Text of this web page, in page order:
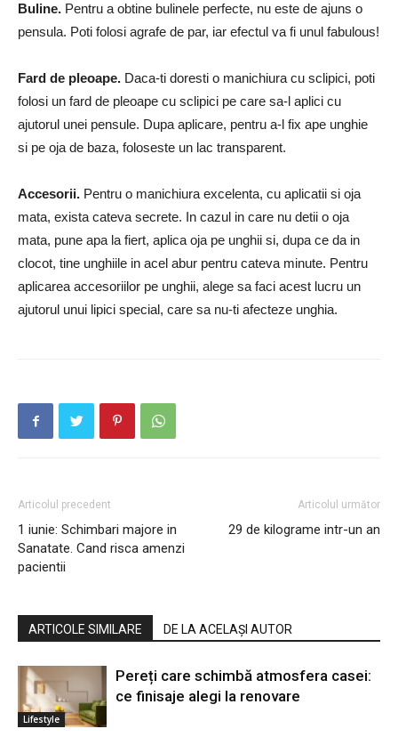
Buline. Pentru a obtine bulinele perfecte, nu este de ajuns o
pensula. Poti folosi agrafe de par, iar efectul va fi unul fabulous!
Fard de pleoape. Daca-ti doresti o manichiura cu sclipici, poti
folosi un fard de pleoape cu sclipici pe care sa-l aplici cu
ajutorul unei pensule. Dupa aplicare, pentru a-l fix ape unghie
si pe oja de baza, foloseste un lac transparent.
Accesorii. Pentru o manichiura excelenta, cu aplicatii si oja
mata, exista cateva secrete. In cazul in care nu detii o oja
mata, pune apa la fiert, aplica oja pe unghii si, dupa ce da in
clocot, tine unghiile in acel abur pentru cateva minute. Pentru
aplicarea accesoriilor pe unghii, alege sa faci acest lucru un
ajutorul unui lipici special, care sa nu-ti afecteze unghia.
Articolul precedent
1 iunie: Schimbari majore in
Sanatate. Cand risca amenzi
pacientii
Articolul următor
29 de kilograme intr-un an
ARTICOLE SIMILARE DE LA ACELAȘI AUTOR
Lifestyle
Pereți care schimbă atmosfera casei:
ce finisaje alegi la renovare